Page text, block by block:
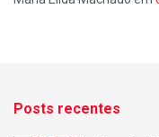
Posts recentes